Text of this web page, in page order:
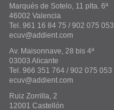
Marqués de Sotelo, 11 plta. 6ª
46002 Valencia
Tel. 961 16 84 75 / 902 075 053
ecuv@addient.com
Av. Maisonnave, 28 bis 4ª
03003 Alicante
Tel. 966 351 764 / 902 075 053
ecuv@addient.com
Ruiz Zorrilla, 2
12001 Castellón